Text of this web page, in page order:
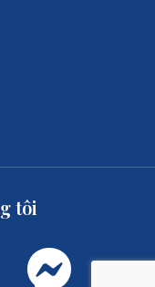
tôi